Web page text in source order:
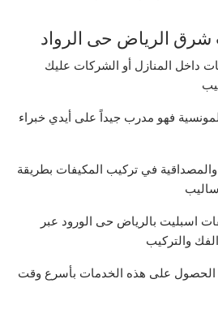
الرياض حى الرواد
داخل المنازل أو الشركات عليك
فهو مدرب جيداً على أيدي خبراء
والمصداقية في تركيب المكيفات بطريقة
اسبليت بالرياض حى الورود عبر
والتركيب
الحصول على هذه الخدمات بأسرع وقت